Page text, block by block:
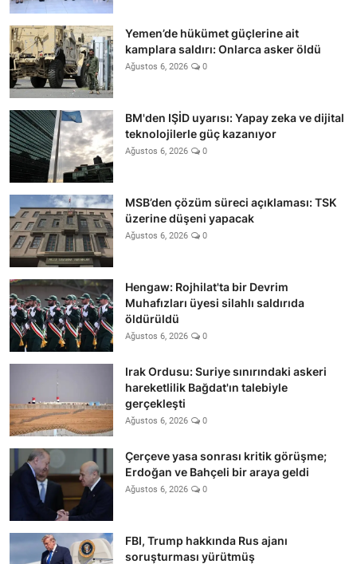
Yemen’de hükümet güçlerine ait
kamplara saldırı: Onlarca asker öldü
Ağustos 6, 2026 0
BM'den IŞİD uyarısı: Yapay zeka ve dijital
teknolojilerle güç kazanıyor
Ağustos 6, 2026 0
MSB’den çözüm süreci açıklaması: TSK
üzerine düşeni yapacak
Ağustos 6, 2026 0
Hengaw: Rojhilat'ta bir Devrim
Muhafızları üyesi silahlı saldırıda
öldürüldü
Ağustos 6, 2026 0
Irak Ordusu: Suriye sınırındaki askeri
hareketlilik Bağdat'ın talebiyle
gerçekleşti
Ağustos 6, 2026 0
Çerçeve yasa sonrası kritik görüşme;
Erdoğan ve Bahçeli bir araya geldi
Ağustos 6, 2026 0
FBI, Trump hakkında Rus ajanı
soruşturması yürütmüş